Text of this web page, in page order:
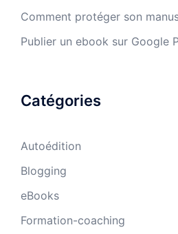
Comment protéger son
Publier un ebook sur Google
Catégories
Autoédition
Blogging
eBooks
Formation-coaching